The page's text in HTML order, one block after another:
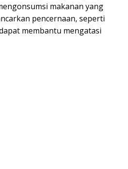
makanan yang
pencernaan, seperti
membantu mengatasi